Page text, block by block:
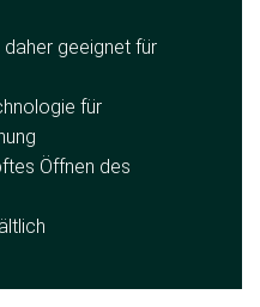
geeignet für
für
Öffnen des